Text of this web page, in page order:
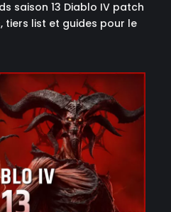
saison 13 Diablo IV patch
tiers list et guides pour le